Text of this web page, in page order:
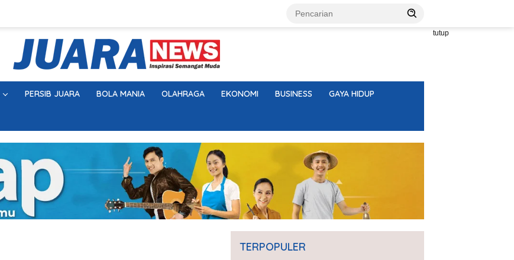
tutup
PERSIB JUARA BOLA MANIA OLAHRAGA EKONOMI BUSINESS GAYA HIDUP
TERPOPULER